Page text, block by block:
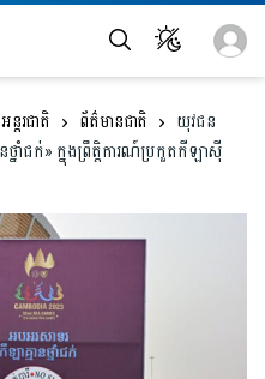
តរជាតិ ព័ត៌មានជាតិ
យុវជន
នាំជក់» ក្នុងព្រឹត្តិការណ៍ប្រកួតកីឡាស៊ី